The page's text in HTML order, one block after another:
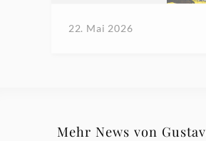
22. Mai 2026
Mehr News von